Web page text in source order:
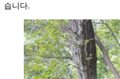
습니다.